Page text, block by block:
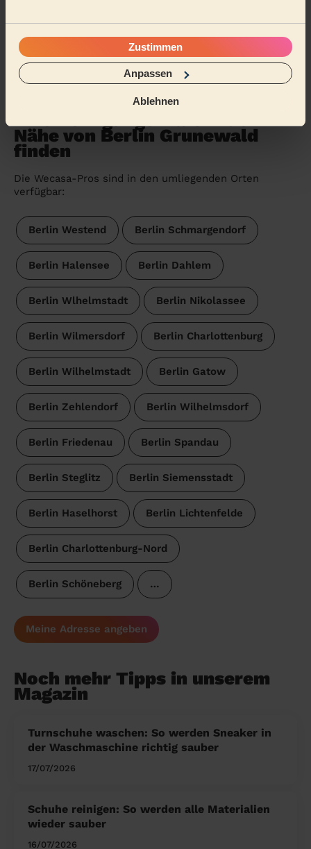
Zustimmen
Anpassen
Ablehnen
Lucilla (Berlin)
Weitere Bewertungen anzeigen
Eine Reinigungskraft in der
Nähe von Berlin Grunewald
finden
Die Wecasa-Pros sind in den umliegenden Orten
verfügbar:
Berlin Westend Berlin Schmargendorf
Berlin Halensee Berlin Dahlem
Berlin Wlhelmstadt Berlin Nikolassee
Berlin Wilmersdorf Berlin Charlottenburg
Berlin Wilhelmstadt Berlin Gatow
Berlin Zehlendorf Berlin Wilhelmsdorf
Berlin Friedenau Berlin Spandau
Berlin Steglitz Berlin Siemensstadt
Berlin Haselhorst Berlin Lichtenfelde
Berlin Charlottenburg-Nord
Berlin Schöneberg …
Meine Adresse angeben
Noch mehr Tipps in unserem
Magazin
Turnschuhe waschen: So werden Sneaker in
der Waschmaschine richtig sauber
17/07/2026
Schuhe reinigen: So werden alle Materialien
wieder sauber
16/07/2026